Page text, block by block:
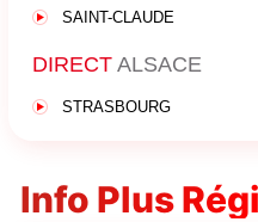
SAINT-CLAUDE
DIRECT ALSACE
STRASBOURG
Info Plus